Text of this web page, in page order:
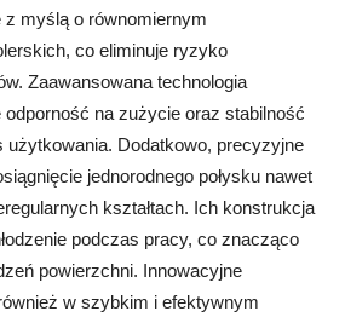
z myślą o równomiernym
co eliminuje ryzyko
Zaawansowana technologia
odporność na zużycie oraz stabilność
użytkowania. Dodatkowo, precyzyjne
jednorodnego połysku nawet
kształtach. Ich konstrukcja
podczas pracy, co znacząco
powierzchni. Innowacyjne
w szybkim i efektywnym